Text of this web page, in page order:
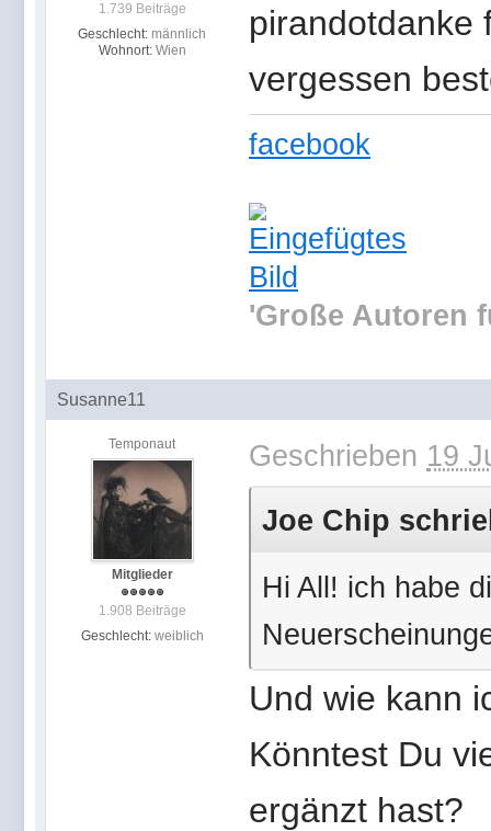
1.739 Beiträge
Geschlecht: männlich
Wohnort: Wien
pirandotdanke
vergessen
facebook
'Große Autoren
Susanne11
Temponaut
Mitglieder
1.908 Beiträge
Geschlecht: weiblich
Geschrieben 19
Joe Chip
Hi All! ich habe
Und wie kann
Könntest Du
ergänzt hast?